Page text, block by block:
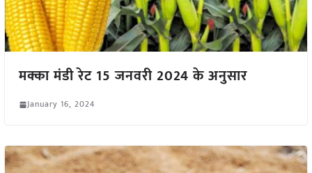
मक्का मंडी रेट 15 जनवरी 2024 के अनुसार
January 16, 2024